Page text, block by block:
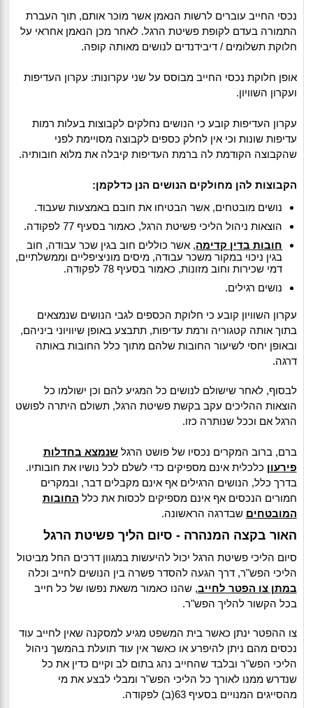
נכסי החייב עוברים לרשות הנאמן אשר מוכר אותם, תוך העברת
התמורה בעדם לקופת פשיטת הרגל. לאחר מכן הנאמן אחראי על
חלוקת תשלומים / דיבידנדים לנושים מאותה קופה.
אופן חלוקת נכסי החייב מבוסס על שני עקרונות: עקרון העדיפות
ועקרון השוויון.
עקרון העדיפות קובע כי הנושים נחלקים לקבוצות בעלות רמות
עדיפות שונות וכי אין לחלק כספים לקבוצה מסויימת לפני
שהקבוצה הקודמת לה ברמת העדיפות קיבלה את מלוא חובותיה.
הקבוצות להן מחולקים הנושים הנן כדלקמן:
נושים מובטחים, אשר הבטיחו את חובם באמצעות שעבוד.
הוצאות ניהול הליכי פשיטת הרגל, כאמור בסעיף 77 לפקודה.
חובות בדין קדימה, אשר כוללים חוב בגין שכר עבודה, חוב
בגין ניכוי במקור משכר עבודה, מיסים מוניציפליים וממשלתיים,
דמי שכירות וחוב מזונות, כאמור בסעיף 78 לפקודה.
נושים רגילים.
עקרון השוויון קובע כי חלוקת הכספים לגבי הנושים שנמצאים
בתוך אותה קטגוריה ורמת עדיפות, תתבצע באופן שיוויוני ביניהם,
ובאופן יחסי לשיעור החובות שלהם מתוך כלל החובות באותה
דרגה.
לבסוף, לאחר שישולם לנושים כל המגיע להם וכן ישולמו כל
הוצאות ההליכים עקב בקשת פשיטת הרגל, תשולם היתרה לפושט
הרגל אם וככל שנותרה כזו.
ברם, ברוב המקרים נכסיו של פושט הרגלשנמצא בחדלות
פירעון כלכלית אינם מספיקים כדי לשלם לכל נושיו את חובותיו.
בדרך כלל, הנושים הרגילים אף אינם מקבלים דבר, ובמקרים
חמורים הנכסים אף אינם מספיקים לכסות את כלל החובות
המובטחים שבדרגה הראשונה.
האור בקצה המנהרה - סיום הליך פשיטת הרגל
סיום הליכי פשיטת הרגל יכול להיעשות במגוון דרכים החל מביטול
הליכי הפש"ר, דרך הגעה להסדר פשרה בין הנושים לחייב וכלה
במתן צו הפטר לחייב, שהנו כאמור משאת נפשו של כל חייב
בכל הקשור להליך הפש"ר.
צו ההפטר ינתן כאשר בית המשפט מגיע למסקנה שאין לחייב עוד
נכסים מהם ניתן להיפרע או כאשר אין עוד תועלת בהמשך ניהול
הליכי הפש"ר ובלבד שהחייב נהג בתום לב וקיים כדין את כל
שנדרש ממנו לאורך כל הליכי הפש"ר ומבלי לבצע את מי
מהסייגים המנויים בסעיף 63(ב) לפקודה.